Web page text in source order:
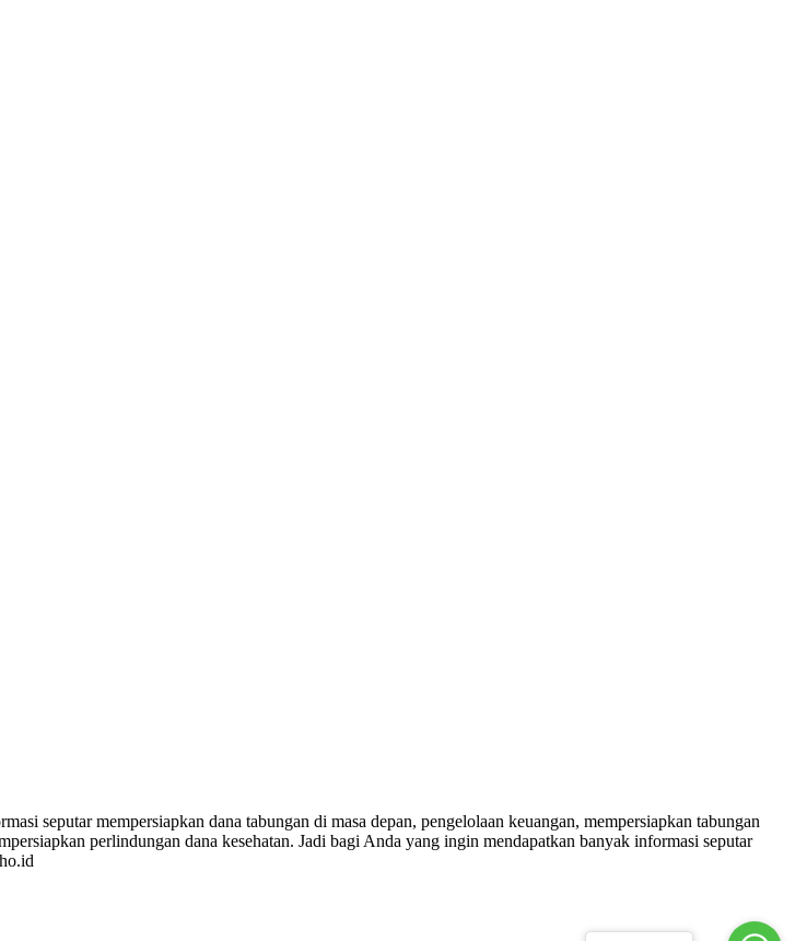
seputar mempersiapkan dana tabungan di masa depan, pengelolaan keuangan, mempersiapkan tabungan
perlindungan dana kesehatan. Jadi bagi Anda yang ingin mendapatkan banyak informasi seputar